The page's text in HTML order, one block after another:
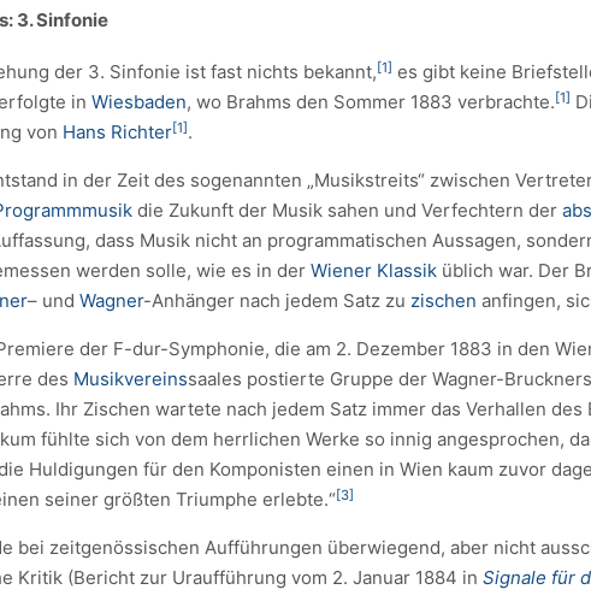
3. Sinfonie
der 3. Sinfonie ist fast nichts bekannt,[1] es gibt keine
in Wiesbaden, wo Brahms den Sommer 1883 verbrachte.[1]
von Hans Richter[1].
in der Zeit des sogenannten „Musikstreits“ zwischen
die Zukunft der Musik sahen und Verfechtern der
dass Musik nicht an programmatischen Aussagen,
werden solle, wie es in der Wiener Klassik üblich war. Der
– und Wagner-Anhänger nach jedem Satz zu zischen anfingen,
der F-dur-Symphonie, die am 2. Dezember 1883 in den
des Musikvereinssaales postierte Gruppe der Wagner-
Ihr Zischen wartete nach jedem Satz immer das Verhallen
fühlte sich von dem herrlichen Werke so innig angesprochen,
Huldigungen für den Komponisten einen in Wien kaum zuvor
seiner größten Triumphe erlebte.“[3]
bei zeitgenössischen Aufführungen überwiegend, aber nicht
Kritik (Bericht zur Uraufführung vom 2. Januar 1884 in Signale für